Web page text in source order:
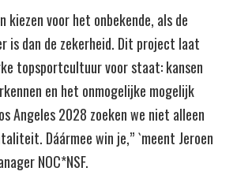
kiezen voor het onbekende, als de
is dan de zekerheid. Dit project laat
topsportcultuur voor staat: kansen
en het onmogelijke mogelijk
Angeles 2028 zoeken we niet alleen
Dáármee win je,” `meent Jeroen
NOC*NSF.